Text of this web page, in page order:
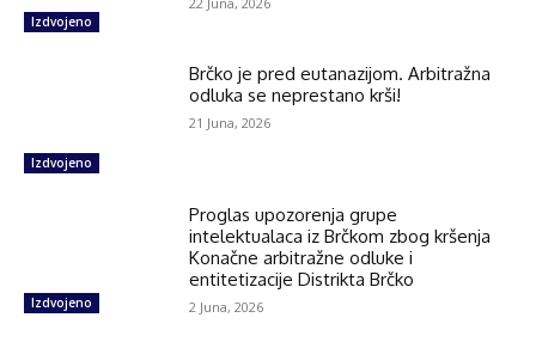
Izdvojeno
Izdvojeno
Brčko je pred eutanazijom. Arbitražna
odluka se neprestano krši!
21 Juna, 2026
Izdvojeno
Proglas upozorenja grupe
intelektualaca iz Brčkom zbog kršenja
Konačne arbitražne odluke i
entitetizacije Distrikta Brčko
2 Juna, 2026